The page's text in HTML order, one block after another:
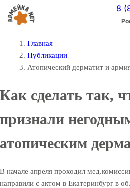
8
Главная
Публикации
Атопический дерматит и
Как сделать так,
признали
атопическим
В начале апреля проходил
направили с актом в Екатеринбург в